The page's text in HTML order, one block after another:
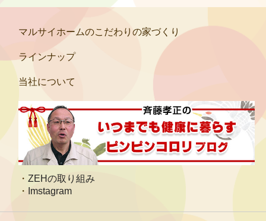
マルサイホームのこだわりの家づくり
ラインナップ
当社について
ZEHの取り組み
Imstagram